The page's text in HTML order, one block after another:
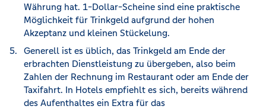
Währung hat. 1-Dollar-Scheine sind eine praktische
Möglichkeit für Trinkgeld aufgrund der hohen
Akzeptanz und kleinen Stückelung.
Generell ist es üblich, das Trinkgeld am Ende der
erbrachten Dienstleistung zu übergeben, also beim
Zahlen der Rechnung im Restaurant oder am Ende der
Taxifahrt. In Hotels empfiehlt es sich, bereits während
des Aufenthaltes ein Extra für das